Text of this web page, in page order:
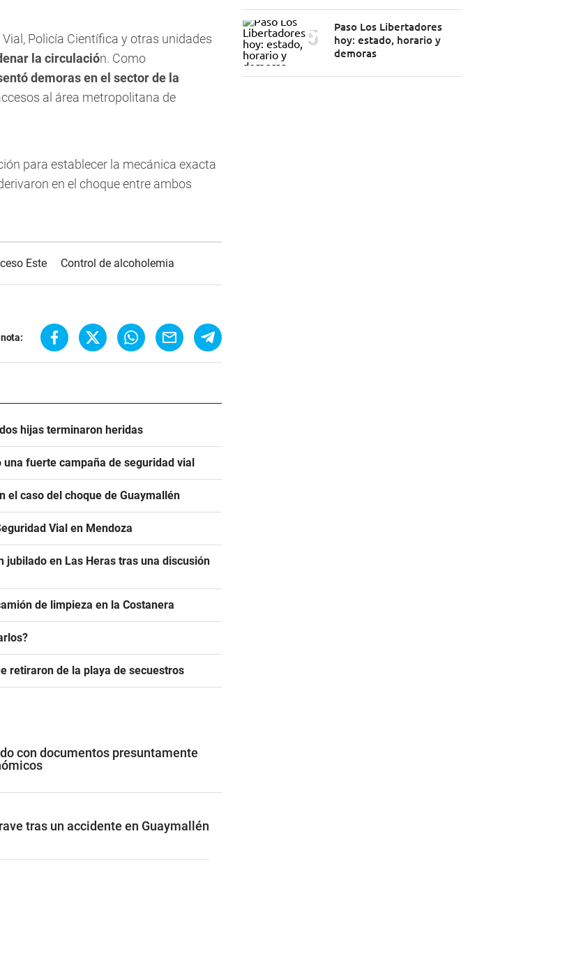
Policía Científica y otras unidades
la circulación. Como
demoras en el sector de la
al área metropolitana de
para establecer la mecánica exacta
en el choque entre ambos
Este Control de alcoholemia
hijas terminaron heridas
fuerte campaña de seguridad vial
el caso del choque de Guaymallén
Vial en Mendoza
jubilado en Las Heras tras una discusión
de limpieza en la Costanera
retiraron de la playa de secuestros
con documentos presuntamente
tras un accidente en Guaymallén
Paso Los Libertadores
hoy: estado, horario y
demoras